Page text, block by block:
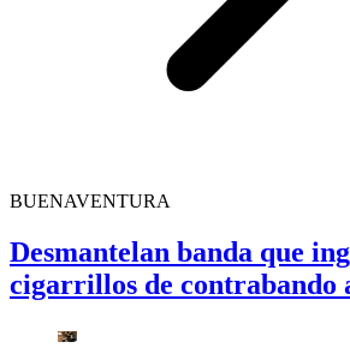
BUENAVENTURA
Desmantelan banda que
cigarrillos de contrabando